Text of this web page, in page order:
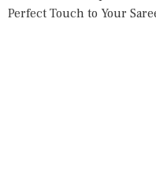
Perfect Touch to Your